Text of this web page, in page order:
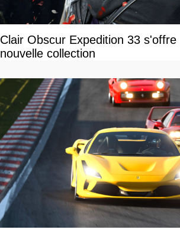
Clair Obscur Expedition 33
nouvelle collection